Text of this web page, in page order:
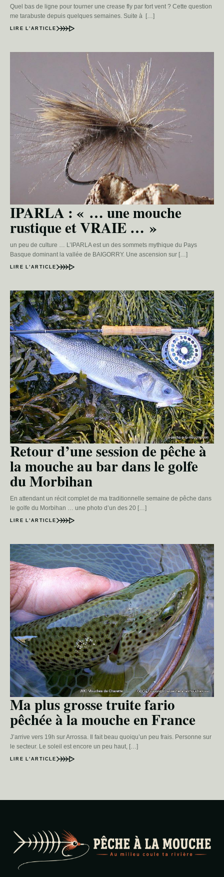
Quel bas de ligne pour tourner une crease fly par fort vent ? Cette question
me tarabuste depuis quelques semaines. Suite à […]
LIRE L’ARTICLE
IPARLA : « … une mouche
rustique et VRAIE … »
un peu de culture … L’IPARLA est un des sommets mythique du Pays
Basque dominant la vallée de BAIGORRY. Une ascension sur […]
LIRE L’ARTICLE
Retour d’une session de pêche à
la mouche au bar dans le golfe
du Morbihan
En attendant un récit complet de ma traditionnelle semaine de pêche dans
le golfe du Morbihan … une photo d’un des 20 […]
LIRE L’ARTICLE
Ma plus grosse truite fario
pêchée à la mouche en France
J’arrive vers 19h sur Arrossa. Il fait beau quoiqu’un peu frais. Personne sur
le secteur. Le soleil est encore un peu haut, […]
LIRE L’ARTICLE